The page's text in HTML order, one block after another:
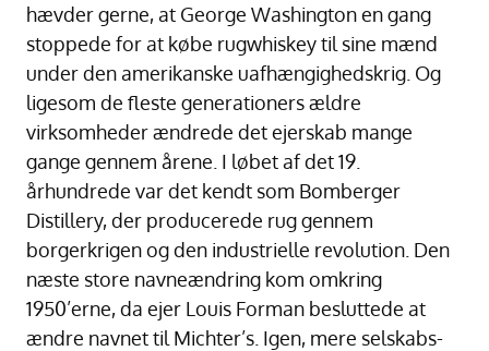
hævder gerne, at George Washington en gang
stoppede for at købe rugwhiskey til sine mænd
under den amerikanske uafhængighedskrig. Og
ligesom de fleste generationers ældre
virksomheder ændrede det ejerskab mange
gange gennem årene. I løbet af det 19.
århundrede var det kendt som Bomberger
Distillery, der producerede rug gennem
borgerkrigen og den industrielle revolution. Den
næste store navneændring kom omkring
1950’erne, da ejer Louis Forman besluttede at
ændre navnet til Michter’s. Igen, mere selskabs-